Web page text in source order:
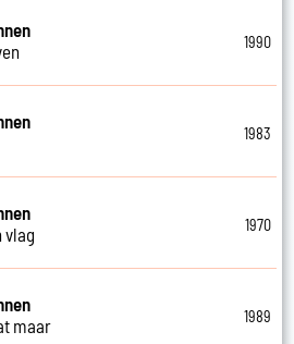
1990
1983
vlag
1970
maar
1989